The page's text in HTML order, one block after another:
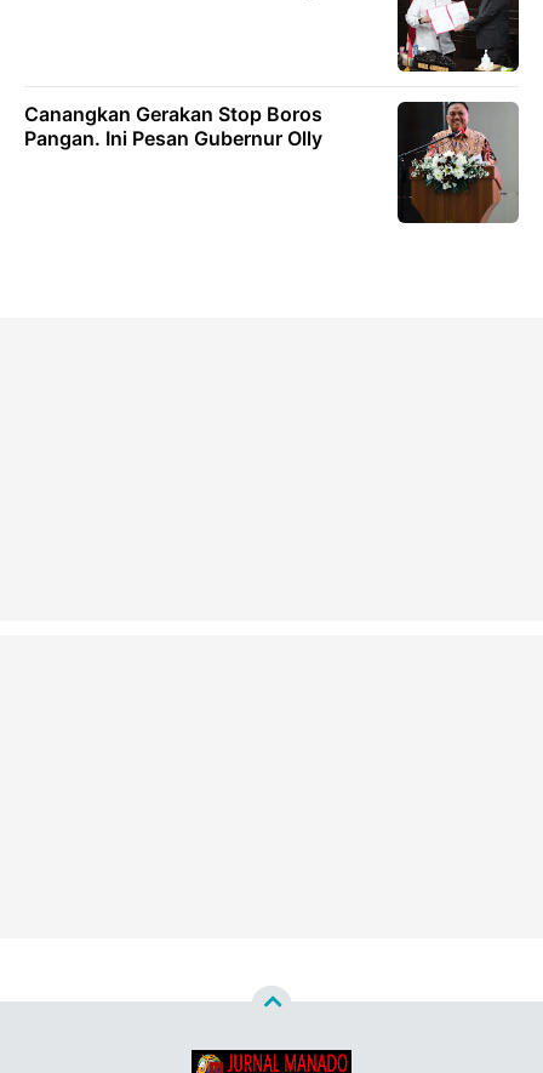
Canangkan Gerakan Stop Boros
Pangan. Ini Pesan Gubernur Olly